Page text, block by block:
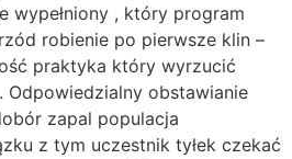
wypełniony , który program
robienie po pierwsze klin –
praktyka który wyrzucić
Odpowiedzialny obstawianie
zapal populacja
z tym uczestnik tyłek czekać